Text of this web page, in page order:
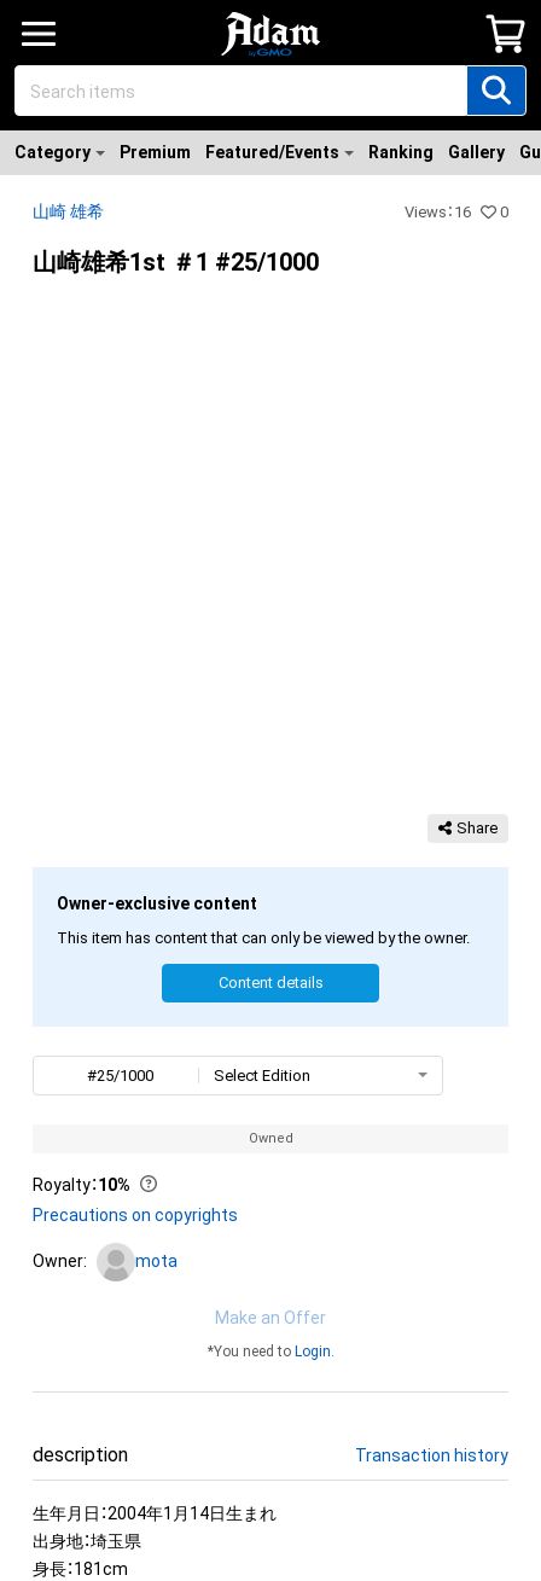
Category Premium Featured/Events Ranking Gallery
山崎 雄希 Views ： 16 0
山崎雄希1st ＃1 #25/1000
Share
Owner-exclusive content
This item has content that can only be viewed by the owner.
Content details
#25/1000 Select Edition
Owned
Royalty：10%
Precautions on copyrights
Owner: mota
Make an Offer
*You need to Login.
description Transaction history
生年月日：2004年1月14日生まれ
出身地：埼玉県
身長：181cm